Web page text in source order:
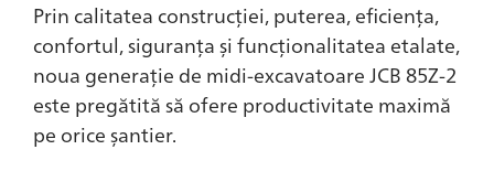
Prin calitatea construcției, puterea, eficiența,
confortul, siguranța și funcționalitatea etalate,
noua generație de midi-excavatoare JCB 85Z-2
este pregătită să ofere productivitate maximă
pe orice șantier.